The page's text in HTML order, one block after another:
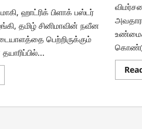
ஹாட்ரிக் பிளாக் பஸ்டர்
தமிழ் சினிமாவின் நவீன
பெற்றிருக்கும்